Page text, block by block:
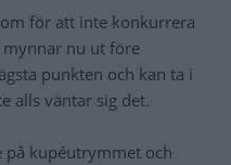
för att inte konkurrera
nu ut före
punkten och kan ta i
alls väntar sig det.
på kupéutrymmet och